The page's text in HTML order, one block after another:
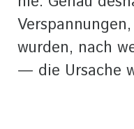
wurden, nach
— die Ursache